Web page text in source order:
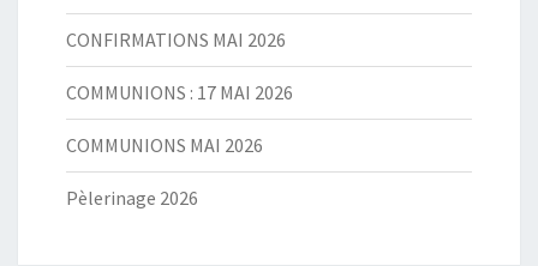
CONFIRMATIONS MAI 2026
COMMUNIONS : 17 MAI 2026
COMMUNIONS MAI 2026
Pèlerinage 2026